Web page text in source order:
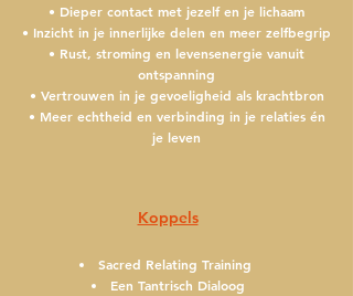
• Dieper contact met jezelf en je lichaam
• Inzicht in je innerlijke delen en meer zelfbegrip
• Rust, stroming en levensenergie vanuit
ontspanning
• Vertrouwen in je gevoeligheid als krachtbron
• Meer echtheid en verbinding in je relaties én
je leven
Koppels
Sacred Relating Training
Een Tantrisch Dialoog